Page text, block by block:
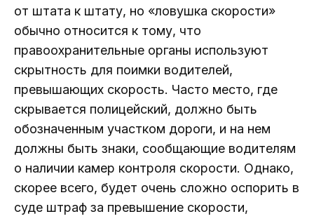
от штата к штату, но «ловушка скорости»
обычно относится к тому, что
правоохранительные органы используют
скрытность для поимки водителей,
превышающих скорость. Часто место, где
скрывается полицейский, должно быть
обозначенным участком дороги, и на нем
должны быть знаки, сообщающие водителям
о наличии камер контроля скорости. Однако,
скорее всего, будет очень сложно оспорить в
суде штраф за превышение скорости,